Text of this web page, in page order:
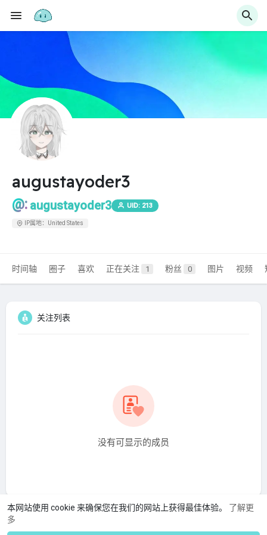
本网站使用 cookie 来确保您在我们的网站上获得最佳体验。 了解更
多
augustayoder3
@: augustayoder3 UID: 213
IP属地：United States
时间轴 圈子 喜欢 正在关注 1 粉丝 0 图片 视频
关注列表
没有可显示的成员